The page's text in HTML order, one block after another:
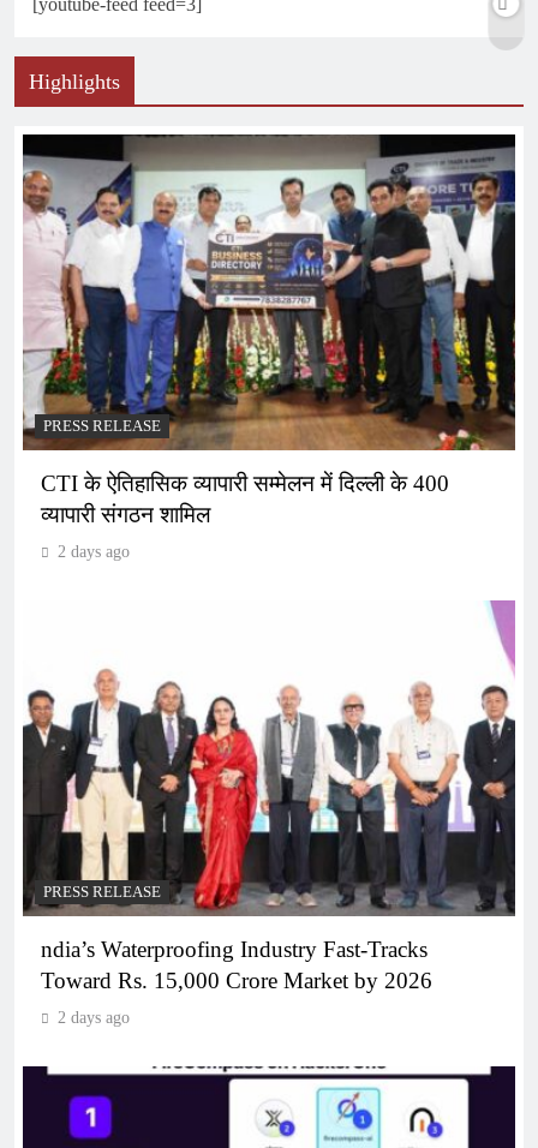
Highlights
PRESS RELEASE
CTI के ऐतिहासिक व्यापारी सम्मेलन में दिल्ली के 400
व्यापारी संगठन शामिल
2 days ago
PRESS RELEASE
ndia’s Waterproofing Industry Fast-Tracks
Toward Rs. 15,000 Crore Market by 2026
2 days ago